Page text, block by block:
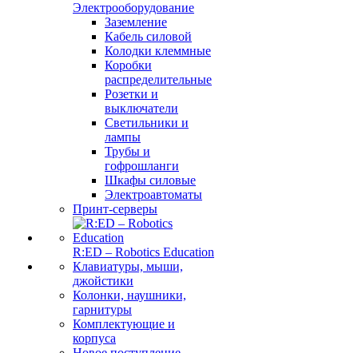
Электрооборудование
Заземление
Кабель силовой
Колодки клеммные
Коробки
распределительные
Розетки и
выключатели
Светильники и
лампы
Трубы и
гофрошланги
Шкафы силовые
Электроавтоматы
Принт-серверы
R:ED – Robotics Education
Клавиатуры, мыши,
джойстики
Колонки, наушники,
гарнитуры
Комплектующие и
корпуса